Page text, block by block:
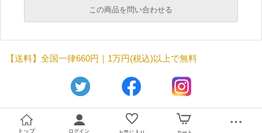
この商品を問い合わせる
【送料】全国一律660円｜1万円(税込)以上で無料
トップ ログイン